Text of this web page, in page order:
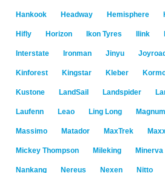
Hankook Headway Hemisphere
Hifly Horizon Ikon Tyres Ilink
Interstate Ironman Jinyu Joyroad
Kinforest Kingstar Kleber
Kustone LandSail Landspider
Laufenn Leao Ling Long Magnum
Massimo Matador MaxTrek
Mickey Thompson Mileking Minerva
Nankang Nereus Nexen Nitto